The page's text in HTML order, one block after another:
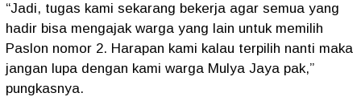
“Jadi, tugas kami sekarang bekerja agar semua yang
hadir bisa mengajak warga yang lain untuk memilih
Paslon nomor 2. Harapan kami kalau terpilih nanti maka
jangan lupa dengan kami warga Mulya Jaya pak,”
pungkasnya.